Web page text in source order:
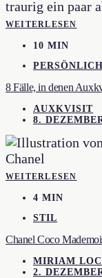
WEITERLESEN
10 MIN
8 Fälle, in denen
AUXKVISIT
8.
WEITERLESEN
4 MIN
STIL
Chanel Coco
MIRIAM
2.